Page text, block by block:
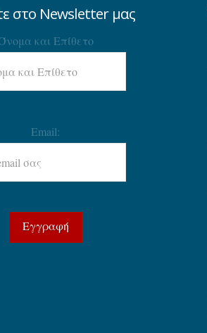
στο Newsletter μας
και Επίθετο
Email: